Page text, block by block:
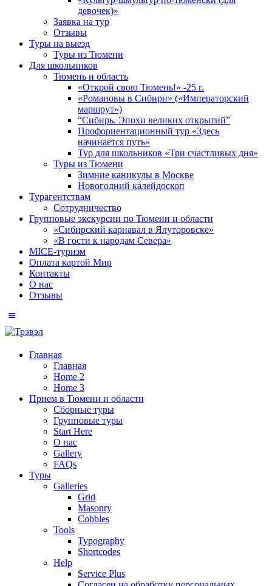
девочек)»
Заявка на тур
Отзывы
Туры на выезд
Туры из Тюмени
Для школьников
Тюмень и область
«Открой свою Тюмень!» -25 г.
«Романовы в Сибири» («Императорский
маршрут»)
“Сибирь. Эпохи великих открытий”
Профориентационный тур «Здесь
начинается путь»
Тур для школьников «Три счастливых дня»
Туры из Тюмени
Зимние каникулы в Москве
Новогодний калейдоскоп
Турагентствам
Сотрудничество
Групповые экскурсии по Тюмени и области
«Сибирский карнавал в Ялуторовске»
«В гости к народам Севера»
MICE-туризм
Оплата картой Мир
Контакты
О нас
Отзывы
Главная
Главная
Home 2
Home 3
Прием в Тюмени и области
Сборные туры
Групповые туры
Start Here
О нас
Gallery
FAQs
Туры
Galleries
Grid
Masonry
Cobbles
Tools
Typography
Shortcodes
Help
Service Plus